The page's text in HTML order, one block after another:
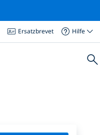
Ersatzbrevet Hilfe